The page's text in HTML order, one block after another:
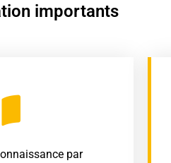
importants
par